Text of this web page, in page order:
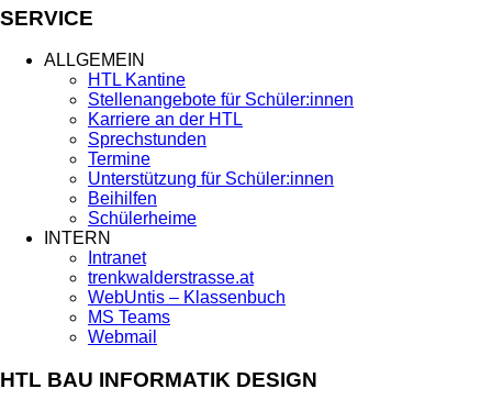
SERVICE
ALLGEMEIN
HTL Kantine
Stellenangebote für Schüler:innen
Karriere an der HTL
Sprechstunden
Termine
Unterstützung für Schüler:innen
Beihilfen
Schülerheime
INTERN
Intranet
trenkwalderstrasse.at
WebUntis – Klassenbuch
MS Teams
Webmail
HTL BAU INFORMATIK DESIGN